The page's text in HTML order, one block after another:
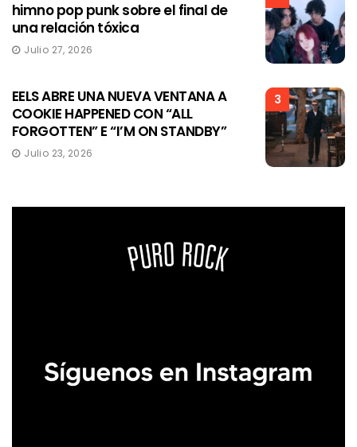
himno pop punk sobre el final de
una relación tóxica
Julio 27, 2026
3
EELS ABRE UNA NUEVA VENTANA A
COOKIE HAPPENED CON “ALL
FORGOTTEN” E “I’M ON STANDBY”
Julio 23, 2026